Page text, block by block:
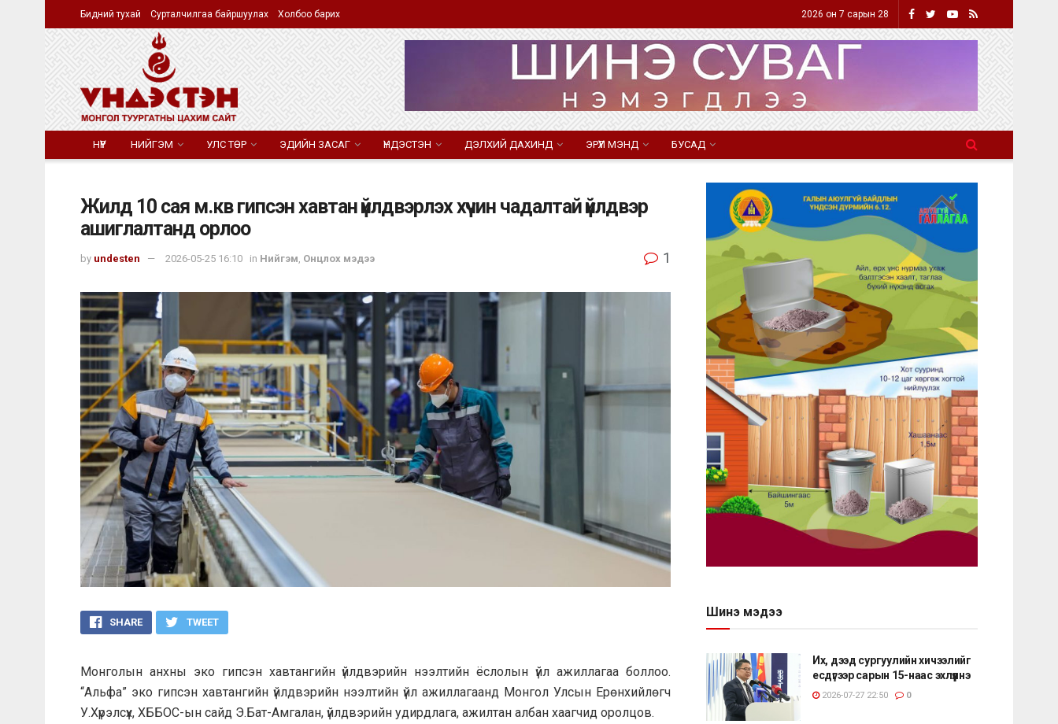
Бидний тухай Сурталчилгаа байршуулах Холбоо барих 2026 он 7 сарын 28
НҮҮР НИЙГЭМ УЛС ТӨР ЭДИЙН ЗАСАГ ҮНДЭСТЭН ДЭЛХИЙ ДАХИНД ЭРҮҮЛ МЭНД БУСАД
Жилд 10 сая м.кв гипсэн хавтан үйлдвэрлэх хүчин чадалтай үйлдвэр
ашиглалтанд орлоо
by undesten 2026-05-25 16:10 in Нийгэм, Онцлох мэдээ 1
SHARE TWEET
Монголын анхны эко гипсэн хавтангийн үйлдвэрийн нээлтийн ёслолын үйл ажиллагаа боллоо.
“Альфа” эко гипсэн хавтангийн үйлдвэрийн нээлтийн үйл ажиллагаанд Монгол Улсын Ерөнхийлөгч
У.Хүрэлсүх, ХББОС-ын сайд Э.Бат-Амгалан, үйлдвэрийн удирдлага, ажилтан албан хаагчид оролцов.
Шинэ мэдээ
Их, дээд сургуулийн хичээлийг
есдүгээр сарын 15-наас эхлүүлнэ
2026-07-27 22:50 0